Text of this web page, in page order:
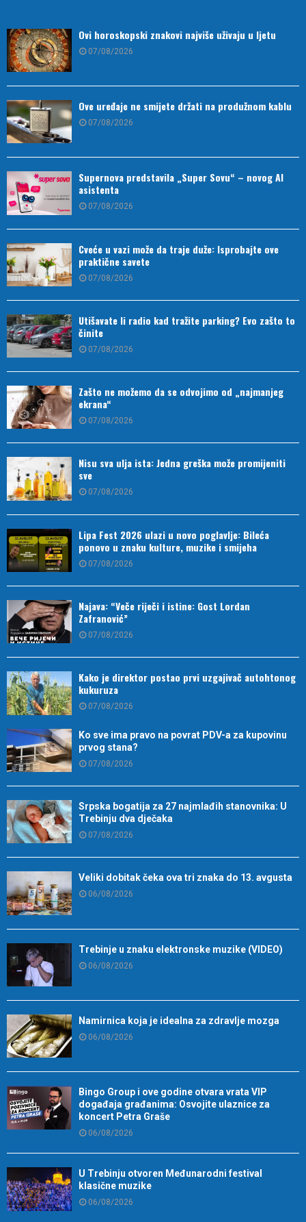
Ovi horoskopski znakovi najviše uživaju u ljetu
07/08/2026
Ove uređaje ne smijete držati na produžnom kablu
07/08/2026
Supernova predstavila „Super Sovu“ – novog AI
asistenta
07/08/2026
Cveće u vazi može da traje duže: Isprobajte ove
praktične savete
07/08/2026
Utišavate li radio kad tražite parking? Evo zašto to
činite
07/08/2026
Zašto ne možemo da se odvojimo od „najmanjeg
ekrana“
07/08/2026
Nisu sva ulja ista: Jedna greška može promijeniti
sve
07/08/2026
Lipa Fest 2026 ulazi u novo poglavlje: Bileća
ponovo u znaku kulture, muzike i smijeha
07/08/2026
Najava: “Veče riječi i istine: Gost Lordan
Zafranović”
07/08/2026
Kako je direktor postao prvi uzgajivač autohtonog
kukuruza
07/08/2026
Ko sve ima pravo na povrat PDV-a za kupovinu
prvog stana?
07/08/2026
Srpska bogatija za 27 najmlađih stanovnika: U
Trebinju dva dječaka
07/08/2026
Veliki dobitak čeka ova tri znaka do 13. avgusta
06/08/2026
Trebinje u znaku elektronske muzike (VIDEO)
06/08/2026
Namirnica koja je idealna za zdravlje mozga
06/08/2026
Bingo Group i ove godine otvara vrata VIP
događaja građanima: Osvojite ulaznice za
koncert Petra Graše
06/08/2026
U Trebinju otvoren Međunarodni festival
klasične muzike
06/08/2026